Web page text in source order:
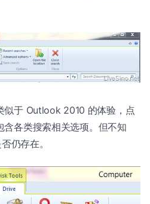
似于 Outlook 2010 的体验，点
各类搜索相关选项。但不知
仍存在。